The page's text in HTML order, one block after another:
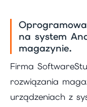
na system
magazynie.
Firma
rozwiązania
urządzeniach z